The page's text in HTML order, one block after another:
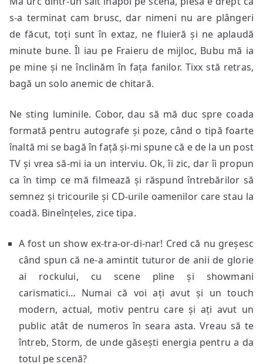
s-a terminat cam brusc, dar nimeni nu are plângeri
de făcut, toți sunt în extaz, ne fluieră și ne aplaudă
minute bune. Îl iau pe Fraieru de mijloc, Bubu mă ia
pe mine și ne înclinăm în fața fanilor. Tixx stă retras,
bagă un solo anemic de chitară.
Ne sting luminile. Cobor, dau să mă duc spre coada
formată pentru autografe și poze, când o tipă foarte
înaltă mi se bagă în față și-mi spune că e de la un post
TV și vrea să-mi ia un interviu. Ok, îi zic, dar îi propun
ca în timp ce mă filmează și răspund întrebărilor să
semnez și tricourile și CD-urile oamenilor care stau la
coadă. Bineînțeles, zice tipa.
A fost un show ex-tra-or-di-nar! Cred că nu greșesc
când spun că ne-a amintit tuturor de anii de glorie
ai rockului, cu scene pline și showmani
carismatici… Numai că voi ați avut și un touch
modern, actual, motiv pentru care și ați avut un
public atât de numeros în seara asta. Vreau să te
întreb, Storm, de unde găsești energia pentru a da
totul pe scenă?